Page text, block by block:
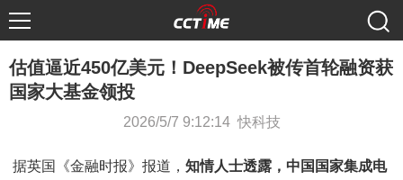
估值逼近450亿美元！DeepSeek被传首轮融资获
国家大基金领投
2026/5/7 9:12:14 快科技
据英国《金融时报》报道， 知情人士透露，中国国家集成电